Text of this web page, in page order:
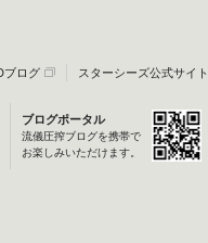
ブログ スターシーズ公式サイト
ブログポータル
流儀圧搾ブログを携帯で
お楽しみいただけます。